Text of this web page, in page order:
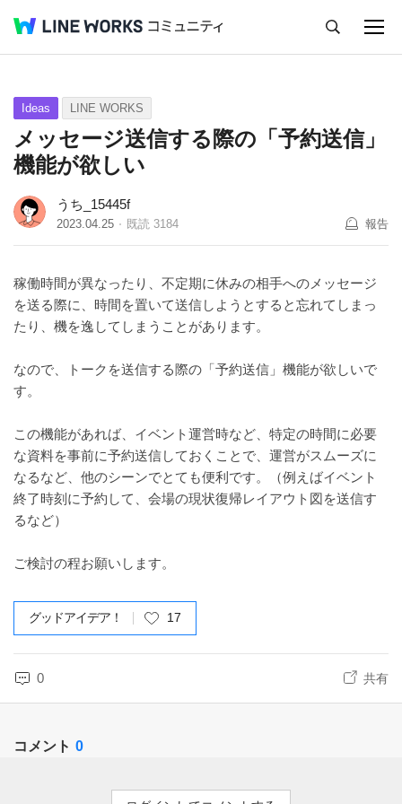
Q&A Tips Ideas
Ideas LINE WORKS
メッセージ送信する際の「予約送信」
機能が欲しい
うち_15445f
2023.04.25 既読 3184 報告
稼働時間が異なったり、不定期に休みの相手へのメッセージ
を送る際に、時間を置いて送信しようとすると忘れてしまっ
たり、機を逸してしまうことがあります。
なので、トークを送信する際の「予約送信」機能が欲しいで
す。
この機能があれば、イベント運営時など、特定の時間に必要
な資料を事前に予約送信しておくことで、運営がスムーズに
なるなど、他のシーンでとても便利です。（例えばイベント
終了時刻に予約して、会場の現状復帰レイアウト図を送信す
るなど）
ご検討の程お願いします。
グッドアイデア！ 17
0 共有
コメント 0